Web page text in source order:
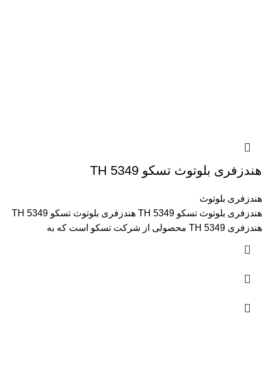
هندزفری بلوتوث تسکو TH 5349
هندزفری بلوتوث
هندزفری بلوتوث تسکو TH 5349 هندزفری بلوتوث تسکو TH 5349
هندزفری TH 5349 محصولی از شرکت تسکو است که به